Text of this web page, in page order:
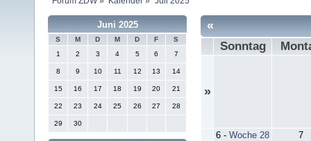
Juni 2025
S M D M D F
S
1
2 3 4 5 6 7
8 9 10 11 12 13 14
15 16 17 18 19 20 21
22 23 24 25 26 27 28
29 30
«
Sonntag
»
6 - Woche 28 7